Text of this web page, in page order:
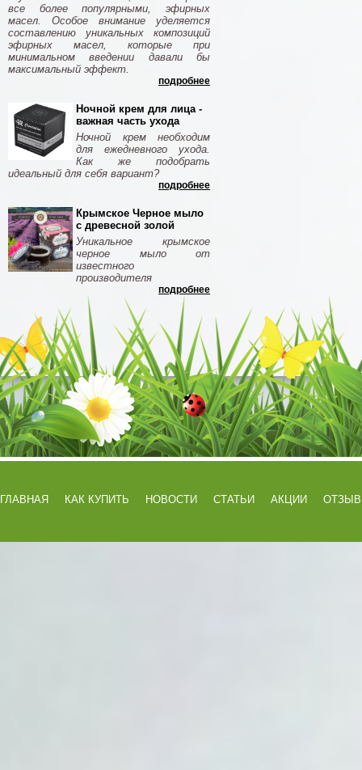
все более популярными, эфирных
масел. Особое внимание уделяется
составлению уникальных композиций
эфирных масел, которые при
минимальном введении давали бы
максимальный эффект.
подробнее
Ночной крем для лица -
важная часть ухода
Ночной крем необходим
для ежедневного ухода.
Как же подобрать
идеальный для себя вариант?
подробнее
Крымское Черное мыло
с древесной золой
Уникальное крымское
черное мыло от
известного
производителя
подробнее
ГЛАВНАЯ КАК КУПИТЬ НОВОСТИ СТАТЬИ АКЦИИ